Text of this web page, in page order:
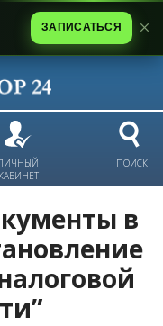
КАБИНЕТ
ПОИСК
в
ЗАПИСАТЬСЯ